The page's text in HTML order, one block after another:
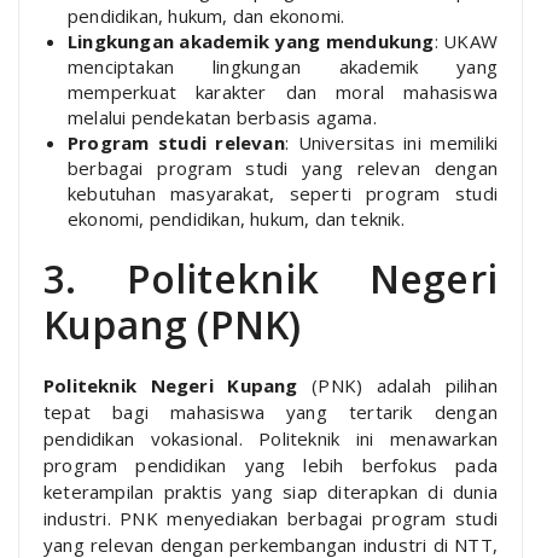
pendidikan, hukum, dan ekonomi.
Lingkungan akademik yang mendukung: UKAW
menciptakan lingkungan akademik yang
memperkuat karakter dan moral mahasiswa
melalui pendekatan berbasis agama.
Program studi relevan: Universitas ini memiliki
berbagai program studi yang relevan dengan
kebutuhan masyarakat, seperti program studi
ekonomi, pendidikan, hukum, dan teknik.
3. Politeknik Negeri
Kupang (PNK)
Politeknik Negeri Kupang (PNK) adalah pilihan
tepat bagi mahasiswa yang tertarik dengan
pendidikan vokasional. Politeknik ini menawarkan
program pendidikan yang lebih berfokus pada
keterampilan praktis yang siap diterapkan di dunia
industri. PNK menyediakan berbagai program studi
yang relevan dengan perkembangan industri di NTT,